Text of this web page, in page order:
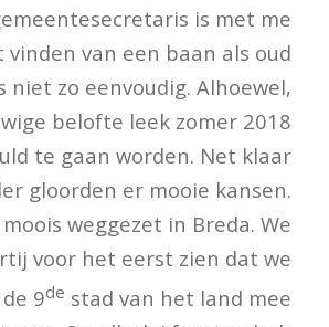
is met me
vinden van een baan als oud
niet zo eenvoudig. Alhoewel,
belofte leek zomer 2018
te gaan worden. Net klaar
gloorden er mooie kansen.
weggezet in Breda. We
voor het eerst zien dat we
9de stad van het land mee